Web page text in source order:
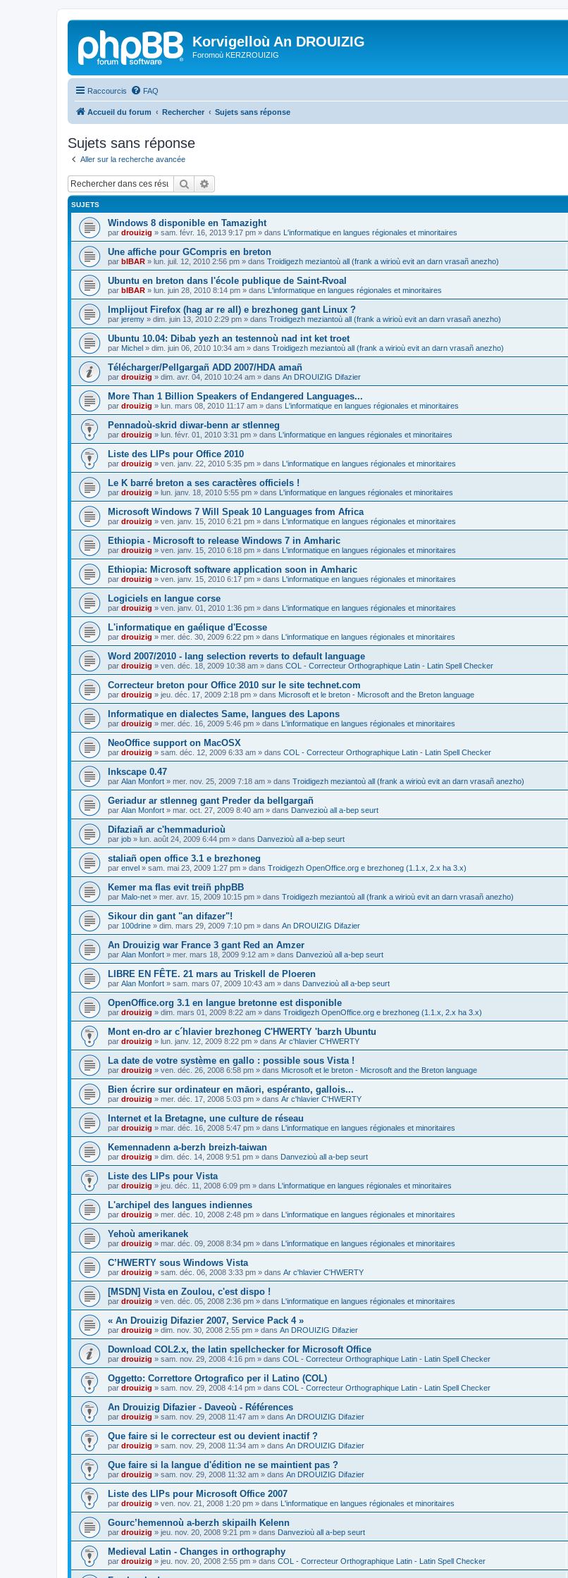
Korvigelloù An DROUIZIG
Foromoù KERZROUIZIG
Raccourcis FAQ
Accueil du forum Rechercher Sujets sans réponse
Sujets sans réponse
Aller sur la recherche avancée
Rechercher
SUJETS
Windows 8 disponible en Tamazight
par drouizig » sam. févr. 16, 2013 9:17 pm » dans L'informatique en langues régionales et minoritaires
Une affiche pour GCompris en breton
par bIBAR » lun. juil. 12, 2010 2:56 pm » dans Troidigezh meziantoù all (frank a wirioù evit an darn vrasañ anezho)
Ubuntu en breton dans l'école publique de Saint-Rvoal
par bIBAR » lun. juin 28, 2010 8:14 pm » dans L'informatique en langues régionales et minoritaires
Implijout Firefox (hag ar re all) e brezhoneg gant Linux ?
par jeremy » dim. juin 13, 2010 2:29 pm » dans Troidigezh meziantoù all (frank a wirioù evit an darn vrasañ anezho)
Ubuntu 10.04: Dibab yezh an testennoù nad int ket troet
par Michel » dim. juin 06, 2010 10:34 am » dans Troidigezh meziantoù all (frank a wirioù evit an darn vrasañ anezho)
Télécharger/Pellgargañ ADD 2007/HDA amañ
par drouizig » dim. avr. 04, 2010 10:24 am » dans An DROUIZIG Difazier
More Than 1 Billion Speakers of Endangered Languages...
par drouizig » lun. mars 08, 2010 11:17 am » dans L'informatique en langues régionales et minoritaires
Pennadoù-skrid diwar-benn ar stlenneg
par drouizig » lun. févr. 01, 2010 3:31 pm » dans L'informatique en langues régionales et minoritaires
Liste des LIPs pour Office 2010
par drouizig » ven. janv. 22, 2010 5:35 pm » dans L'informatique en langues régionales et minoritaires
Le K barré breton a ses caractères officiels !
par drouizig » lun. janv. 18, 2010 5:55 pm » dans L'informatique en langues régionales et minoritaires
Microsoft Windows 7 Will Speak 10 Languages from Africa
par drouizig » ven. janv. 15, 2010 6:21 pm » dans L'informatique en langues régionales et minoritaires
Ethiopia - Microsoft to release Windows 7 in Amharic
par drouizig » ven. janv. 15, 2010 6:18 pm » dans L'informatique en langues régionales et minoritaires
Ethiopia: Microsoft software application soon in Amharic
par drouizig » ven. janv. 15, 2010 6:17 pm » dans L'informatique en langues régionales et minoritaires
Logiciels en langue corse
par drouizig » ven. janv. 01, 2010 1:36 pm » dans L'informatique en langues régionales et minoritaires
L'informatique en gaélique d'Ecosse
par drouizig » mer. déc. 30, 2009 6:22 pm » dans L'informatique en langues régionales et minoritaires
Word 2007/2010 - lang selection reverts to default language
par drouizig » ven. déc. 18, 2009 10:38 am » dans COL - Correcteur Orthographique Latin - Latin Spell Checker
Correcteur breton pour Office 2010 sur le site technet.com
par drouizig » jeu. déc. 17, 2009 2:18 pm » dans Microsoft et le breton - Microsoft and the Breton language
Informatique en dialectes Same, langues des Lapons
par drouizig » mer. déc. 16, 2009 5:46 pm » dans L'informatique en langues régionales et minoritaires
NeoOffice support on MacOSX
par drouizig » sam. déc. 12, 2009 6:33 am » dans COL - Correcteur Orthographique Latin - Latin Spell Checker
Inkscape 0.47
par Alan Monfort » mer. nov. 25, 2009 7:18 am » dans Troidigezh meziantoù all (frank a wirioù evit an darn vrasañ anezho)
Geriadur ar stlenneg gant Preder da bellgargañ
par Alan Monfort » mar. oct. 27, 2009 8:40 am » dans Danvezioù all a-bep seurt
Difaziañ ar c'hemmadurioù
par job » lun. août 24, 2009 6:44 pm » dans Danvezioù all a-bep seurt
staliañ open office 3.1 e brezhoneg
par envel » sam. mai 23, 2009 1:27 pm » dans Troidigezh OpenOffice.org e brezhoneg (1.1.x, 2.x ha 3.x)
Kemer ma flas evit treiñ phpBB
par Malo-net » mer. avr. 15, 2009 10:15 pm » dans Troidigezh meziantoù all (frank a wirioù evit an darn vrasañ anezho)
Sikour din gant "an difazer"!
par 100drine » dim. mars 29, 2009 7:10 pm » dans An DROUIZIG Difazier
An Drouizig war France 3 gant Red an Amzer
par Alan Monfort » mer. mars 18, 2009 9:12 am » dans Danvezioù all a-bep seurt
LIBRE EN FÊTE. 21 mars au Triskell de Ploeren
par Alan Monfort » sam. mars 07, 2009 10:43 am » dans Danvezioù all a-bep seurt
OpenOffice.org 3.1 en langue bretonne est disponible
par drouizig » dim. mars 01, 2009 8:22 am » dans Troidigezh OpenOffice.org e brezhoneg (1.1.x, 2.x ha 3.x)
Mont en-dro ar c´hlavier brezhoneg C'HWERTY 'barzh Ubuntu
par drouizig » lun. janv. 12, 2009 8:22 pm » dans Ar c'hlavier C'HWERTY
La date de votre système en gallo : possible sous Vista !
par drouizig » ven. déc. 26, 2008 6:58 pm » dans Microsoft et le breton - Microsoft and the Breton language
Bien écrire sur ordinateur en māori, espéranto, gallois...
par drouizig » mer. déc. 17, 2008 5:03 pm » dans Ar c'hlavier C'HWERTY
Internet et la Bretagne, une culture de réseau
par drouizig » mar. déc. 16, 2008 5:47 pm » dans L'informatique en langues régionales et minoritaires
Kemennadenn a-berzh breizh-taiwan
par drouizig » dim. déc. 14, 2008 9:51 pm » dans Danvezioù all a-bep seurt
Liste des LIPs pour Vista
par drouizig » jeu. déc. 11, 2008 6:09 pm » dans L'informatique en langues régionales et minoritaires
L'archipel des langues indiennes
par drouizig » mer. déc. 10, 2008 2:48 pm » dans L'informatique en langues régionales et minoritaires
Yehoù amerikanek
par drouizig » mar. déc. 09, 2008 8:34 pm » dans L'informatique en langues régionales et minoritaires
C’HWERTY sous Windows Vista
par drouizig » sam. déc. 06, 2008 3:33 pm » dans Ar c'hlavier C'HWERTY
[MSDN] Vista en Zoulou, c'est dispo !
par drouizig » ven. déc. 05, 2008 2:36 pm » dans L'informatique en langues régionales et minoritaires
« An Drouizig Difazier 2007, Service Pack 4 »
par drouizig » dim. nov. 30, 2008 2:55 pm » dans An DROUIZIG Difazier
Download COL2.x, the latin spellchecker for Microsoft Office
par drouizig » sam. nov. 29, 2008 4:16 pm » dans COL - Correcteur Orthographique Latin - Latin Spell Checker
Oggetto: Correttore Ortografico per il Latino (COL)
par drouizig » sam. nov. 29, 2008 4:14 pm » dans COL - Correcteur Orthographique Latin - Latin Spell Checker
An Drouizig Difazier - Daveoù - Références
par drouizig » sam. nov. 29, 2008 11:47 am » dans An DROUIZIG Difazier
Que faire si le correcteur est ou devient inactif ?
par drouizig » sam. nov. 29, 2008 11:34 am » dans An DROUIZIG Difazier
Que faire si la langue d'édition ne se maintient pas ?
par drouizig » sam. nov. 29, 2008 11:32 am » dans An DROUIZIG Difazier
Liste des LIPs pour Microsoft Office 2007
par drouizig » ven. nov. 21, 2008 1:20 pm » dans L'informatique en langues régionales et minoritaires
Gourc’hemennoù a-berzh skipailh Kelenn
par drouizig » jeu. nov. 20, 2008 9:21 pm » dans Danvezioù all a-bep seurt
Medieval Latin - Changes in orthography
par drouizig » jeu. nov. 20, 2008 2:55 pm » dans COL - Correcteur Orthographique Latin - Latin Spell Checker